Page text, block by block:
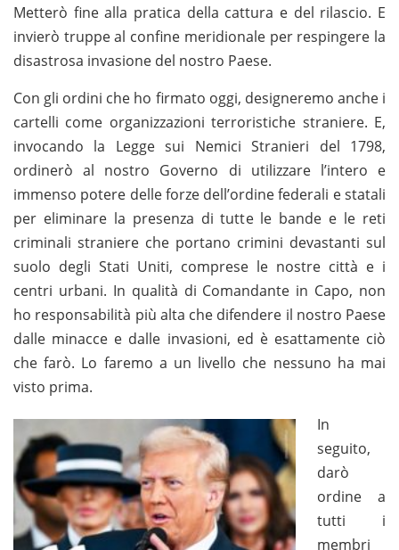
Metterò fine alla pratica della cattura e del rilascio. E
invierò truppe al confine meridionale per respingere la
disastrosa invasione del nostro Paese.
Con gli ordini che ho firmato oggi, designeremo anche i
cartelli come organizzazioni terroristiche straniere. E,
invocando la Legge sui Nemici Stranieri del 1798,
ordinerò al nostro Governo di utilizzare l’intero e
immenso potere delle forze dell’ordine federali e statali
per eliminare la presenza di tutte le bande e le reti
criminali straniere che portano crimini devastanti sul
suolo degli Stati Uniti, comprese le nostre città e i
centri urbani. In qualità di Comandante in Capo, non
ho responsabilità più alta che difendere il nostro Paese
dalle minacce e dalle invasioni, ed è esattamente ciò
che farò. Lo faremo a un livello che nessuno ha mai
visto prima.
In
seguito,
darò
ordine a
tutti i
membri